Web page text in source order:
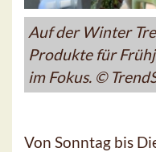
Auf der Winter
Produkte für
im Fokus. ©
Von Sonntag bis